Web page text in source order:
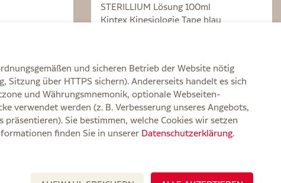
STERILLIUM Lösung 100ml
Kintex Kinesiologie Tape blau
Erklärung zur Barrierefreiheit Widerruf Impressum
werden nicht auf die Versandkostenfreigrenze angerechnet,
und sicheren Betrieb der Website nötig
über HTTPS sichern). Andererseits handelt es sich
und Währungsmnemonik, optionale Webseiten-
verwendet werden (z. B. Verbesserung unseres Angebots,
Sie bestimmen, welche Cookies wir setzen
finden Sie in unserer Datenschutzerklärung.